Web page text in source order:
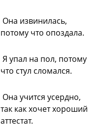
Она извинилась,
потому что опоздала.
Я упал на пол, потому
что стул сломался.
Она учится усердно,
так как хочет хороший
аттестат.